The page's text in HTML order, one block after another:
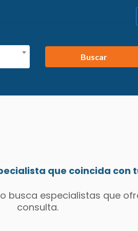
Buscar
que coincida con
busca especialistas que
consulta.